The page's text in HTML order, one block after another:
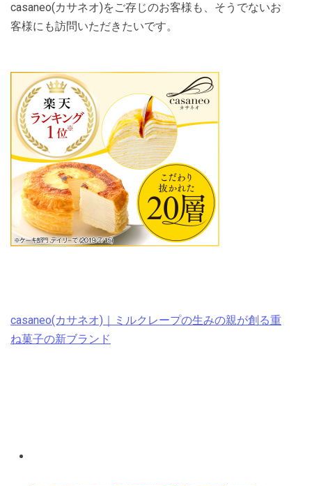
casaneo(カサネオ)をご存じのお客様も、そうでないお
客様にも訪問いただきたいです。
casaneo(カサネオ)｜ミルクレープの生みの親が創る重
ね菓子の新ブランド